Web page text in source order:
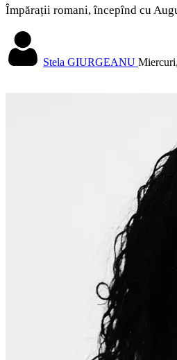
Împărații romani, începînd cu
Stela GIURGEANU